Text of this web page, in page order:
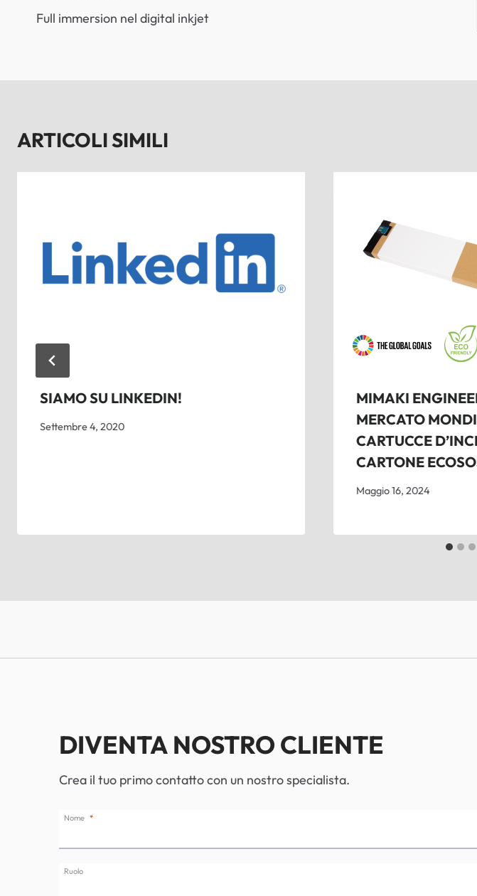
ARTICOLI
Full immersion nel digital inkjet
ARTICOLI SIMILI
SIAMO SU LINKEDIN!
Settembre 4, 2020
MIMAKI
MERCATO
CARTUCCE
CARTONE
Maggio 16, 2024
DIVENTA NOSTRO CLIENTE
Crea il tuo primo contatto con un nostro specialista.
Nome
Ruolo